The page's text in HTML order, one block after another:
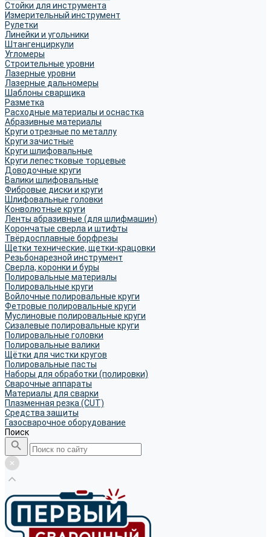
Стойки для инструмента
Измерительный инструмент
Рулетки
Линейки и угольники
Штангенциркули
Угломеры
Строительные уровни
Лазерные уровни
Лазерные дальномеры
Шаблоны сварщика
Разметка
Расходные материалы и оснастка
Абразивные материалы
Круги отрезные по металлу
Круги зачистные
Круги шлифовальные
Круги лепестковые торцевые
Доводочные круги
Валики шлифовальные
Фибровые диски и круги
Шлифовальные головки
Конволютные круги
Ленты абразивные (для шлифмашин)
Корончатые сверла и штифты
Твёрдосплавные борфрезы
Щетки технические, щетки-крацовки
Резьбонарезной инструмент
Сверла, коронки и буры
Полировальные материалы
Полировальные круги
Войлочные полировальные круги
Фетровые полировальные круги
Муслиновые полировальные круги
Cизалевые полировальные круги
Полировальные головки
Полировальные валики
Щётки для чистки кругов
Полировальные пасты
Наборы для обработки (полировки)
Сварочные аппараты
Материалы для сварки
Плазменная резка (CUT)
Средства защиты
Газосварочное оборудование
Поиск